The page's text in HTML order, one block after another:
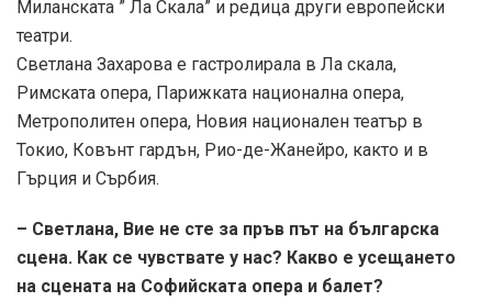
Миланската ” Ла Скала” и редица други европейски
театри.
Светлана Захарова е гастролирала в Ла скала,
Римската опера, Парижката национална опера,
Метрополитен опера, Новия национален театър в
Токио, Ковънт гардън, Рио-де-Жанейро, както и в
Гърция и Сърбия.
– Светлана, Вие не сте за пръв път на българска
сцена. Как се чувствате у нас? Какво е усещането
на сцената на Софийската опера и балет?